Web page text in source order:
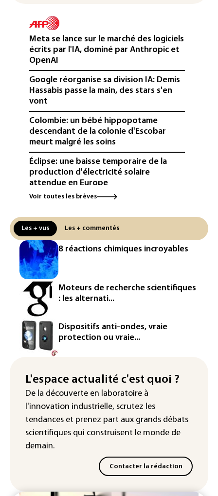
Meta se lance sur le marché des logiciels
écrits par l'IA, dominé par Anthropic et
OpenAI
Google réorganise sa division IA: Demis
Hassabis passe la main, des stars s'en
vont
Colombie: un bébé hippopotame
descendant de la colonie d'Escobar
meurt malgré les soins
Éclipse: une baisse temporaire de la
production d'électricité solaire
attendue en Europe
L'Autriche bat son record absolu de
Inde : Meta sommé de s'excuser après
le retrait d'une vidéo de Modi
La défense, voie de diversification pour
un secteur automobile à la peine
France : prison avec sursis et
"bannissement numérique" pour deux
streamers jugés pour des violences et
humiliations en ligne
IA : Mythos 5 d'Anthropic crée de
fausses identités lors d'un test au
Sri Lanka : interdiction d'accès à des
sites majeurs de jeux en ligne
Voir toutes les brèves
Les + vus Les + commentés
8 réactions chimiques incroyables
Moteurs de recherche scientifiques
: les alternati...
Dispositifs anti-ondes, vraie
protection ou vraie...
L'espace actualité c'est quoi ?
De la découverte en laboratoire à
l'innovation industrielle, scrutez les
tendances et prenez part aux grands débats
scientifiques qui construisent le monde de
demain.
Contacter la rédaction